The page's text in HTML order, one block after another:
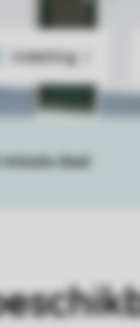
Indeling